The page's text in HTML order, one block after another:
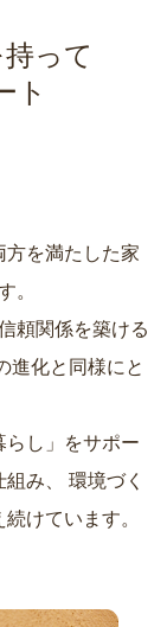
って
ト
方を満たした家
。
頼関係を築ける
らし」をサポー
み、
けています。